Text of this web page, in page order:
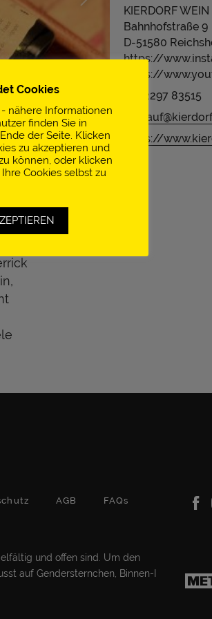
KIERDORF
Bahnhofstraße 9
D-51580
https://
https://
+49 2297 83515
https://
AGB FAQs
und offen sind. Um den
auf Gendersternchen, Binnen-I
Cookies
nähere Informationen
finden Sie in
der Seite. Klicken
zu akzeptieren und
können, oder klicken
Cookies selbst zu